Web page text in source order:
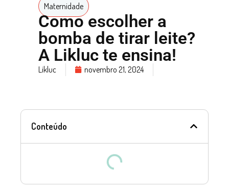
Maternidade
Como escolher a
bomba de tirar leite?
A Likluc te ensina!
Likluc novembro 21, 2024
Conteúdo